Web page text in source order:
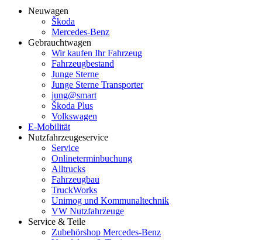
Neuwagen
Škoda
Mercedes-Benz
Gebrauchtwagen
Wir kaufen Ihr Fahrzeug
Fahrzeugbestand
Junge Sterne
Junge Sterne Transporter
jung@smart
Škoda Plus
Volkswagen
E-Mobilität
Nutzfahrzeugeservice
Service
Onlineterminbuchung
Alltrucks
Fahrzeugbau
TruckWorks
Unimog und Kommunaltechnik
VW Nutzfahrzeuge
Service & Teile
Zubehörshop Mercedes-Benz